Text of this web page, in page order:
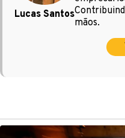
Lucas Santos
mãos.